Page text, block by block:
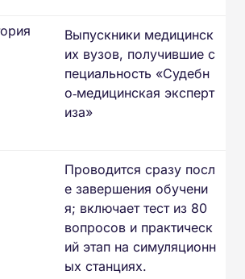
Выпускники медицинск
их вузов, получившие с
пециальность «Судебн
о‑медицинская эксперт
иза»
Проводится сразу посл
е завершения обучени
я; включает тест из 80
вопросов и практическ
ий этап на симуляционн
ых станциях.